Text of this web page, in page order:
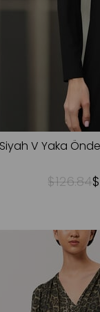
V Yaka
$126.84